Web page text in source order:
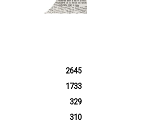
2645
1733
329
310